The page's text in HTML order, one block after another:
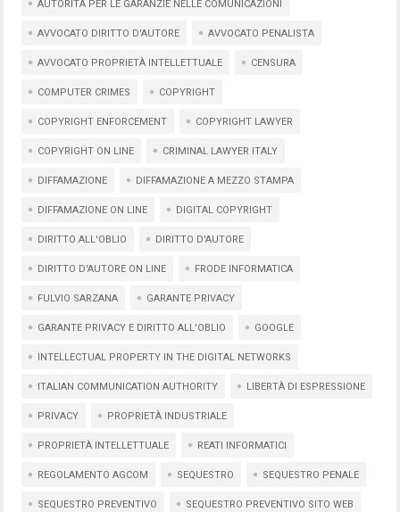
AUTORITÀ PER LE GARANZIE NELLE COMUNICAZIONI
AVVOCATO DIRITTO D'AUTORE AVVOCATO PENALISTA
AVVOCATO PROPRIETÀ INTELLETTUALE CENSURA
COMPUTER CRIMES COPYRIGHT
COPYRIGHT ENFORCEMENT COPYRIGHT LAWYER
COPYRIGHT ON LINE CRIMINAL LAWYER ITALY
DIFFAMAZIONE DIFFAMAZIONE A MEZZO STAMPA
DIFFAMAZIONE ON LINE DIGITAL COPYRIGHT
DIRITTO ALL'OBLIO DIRITTO D'AUTORE
DIRITTO D'AUTORE ON LINE FRODE INFORMATICA
FULVIO SARZANA GARANTE PRIVACY
GARANTE PRIVACY E DIRITTO ALL'OBLIO GOOGLE
INTELLECTUAL PROPERTY IN THE DIGITAL NETWORKS
ITALIAN COMMUNICATION AUTHORITY LIBERTÀ DI ESPRESSIONE
PRIVACY PROPRIETÀ INDUSTRIALE
PROPRIETÀ INTELLETTUALE REATI INFORMATICI
REGOLAMENTO AGCOM SEQUESTRO SEQUESTRO PENALE
SEQUESTRO PREVENTIVO SEQUESTRO PREVENTIVO SITO WEB